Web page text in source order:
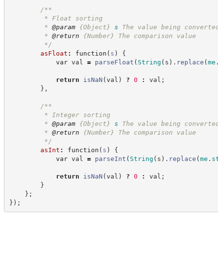
/**
* Float sorting
* @param {Object} s
The value being
* @return {Number}
The comparison value
*/
asFloat : function ( s )
{
var val = parseFloat ( String ( s ) . replace (me
return isNaN (val ) ? 0 : val ;
} ,
/**
* Integer sorting
* @param {Object} s
The value being
* @return {Number}
The comparison value
*/
asInt : function ( s )
{
var val = parseInt ( String ( s ) . replace (me .
return isNaN (val ) ? 0 : val ;
}
} ;
} ) ;